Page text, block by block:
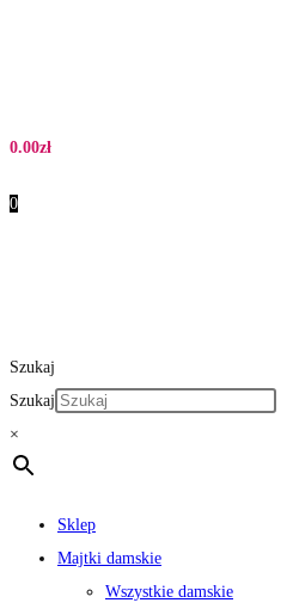
0.00zł
0
Szukaj
Szukaj
×
Sklep
Majtki damskie
Wszystkie damskie